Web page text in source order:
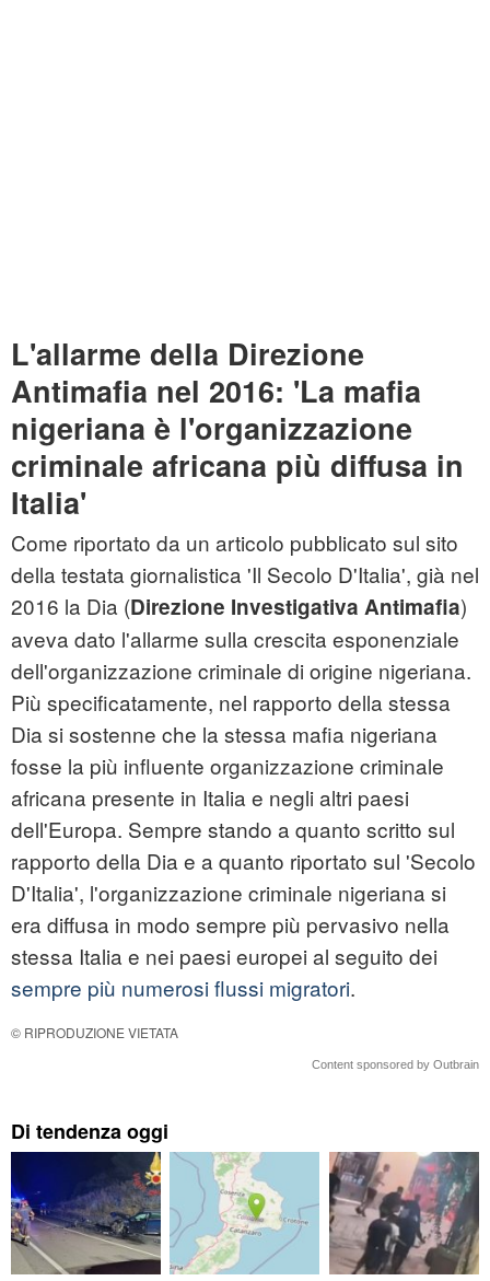
L'allarme della Direzione
Antimafia nel 2016: 'La mafia
nigeriana è l'organizzazione
criminale africana più diffusa in
Italia'
Come riportato da un articolo pubblicato sul sito
della testata giornalistica 'Il Secolo D'Italia', già nel
2016 la Dia (Direzione Investigativa Antimafia)
aveva dato l'allarme sulla crescita esponenziale
dell'organizzazione criminale di origine nigeriana.
Più specificatamente, nel rapporto della stessa
Dia si sostenne che la stessa mafia nigeriana
fosse la più influente organizzazione criminale
africana presente in Italia e negli altri paesi
dell'Europa. Sempre stando a quanto scritto sul
rapporto della Dia e a quanto riportato sul 'Secolo
D'Italia', l'organizzazione criminale nigeriana si
era diffusa in modo sempre più pervasivo nella
stessa Italia e nei paesi europei al seguito dei
sempre più numerosi flussi migratori.
© RIPRODUZIONE VIETATA
Content sponsored by Outbrain
Di tendenza oggi